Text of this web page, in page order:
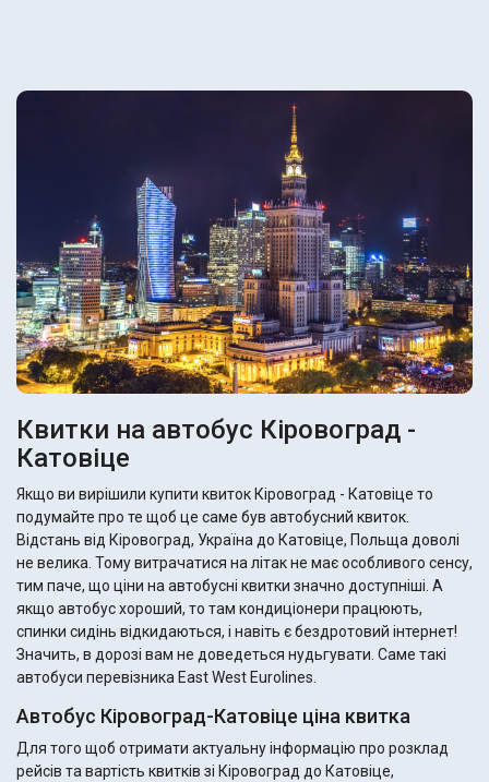
Квитки на автобус Кіровоград -
Катовіце
Якщо ви вирішили купити квиток Кіровоград - Катовіце то
подумайте про те щоб це саме був автобусний квиток.
Відстань від Кіровоград, Україна до Катовіце, Польща доволі
не велика. Тому витрачатися на літак не має особливого сенсу,
тим паче, що ціни на автобусні квитки значно доступніші. А
якщо автобус хороший, то там кондиціонери працюють,
спинки сидінь відкидаються, і навіть є бездротовий інтернет!
Значить, в дорозі вам не доведеться нудьгувати. Саме такі
автобуси перевізника East West Eurolines.
Автобус Кіровоград-Катовіце ціна квитка
Для того щоб отримати актуальну інформацію про розклад
рейсів та вартість квитків зі Кіровоград до Катовіце,